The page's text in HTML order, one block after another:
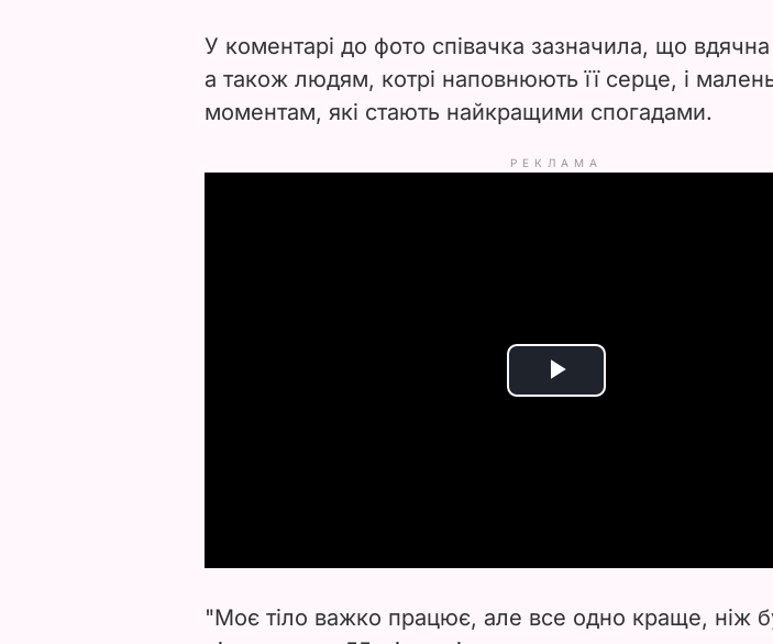
У коментарі до фото співачка зазначила, що вдячна
а також людям, котрі наповнюють її серце, і
моментам, які стають найкращими спогадами.
РЕКЛАМА
P
"Моє тіло важко працює, але все одно краще, ніж